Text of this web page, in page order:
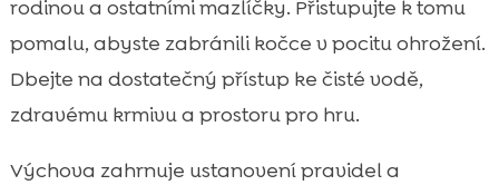
rodinou a ostatními mazlíčky. Přistupujte k tomu
pomalu, abyste zabránili kočce v pocitu ohrožení.
Dbejte na dostatečný přístup ke čisté vodě,
zdravému krmivu a prostoru pro hru.
Výchova zahrnuje ustanovení pravidel a